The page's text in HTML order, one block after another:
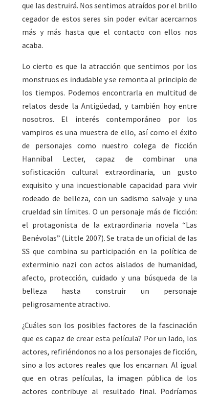
que las destruirá. Nos sentimos atraídos por el brillo
cegador de estos seres sin poder evitar acercarnos
más y más hasta que el contacto con ellos nos
acaba.
Lo cierto es que la atracción que sentimos por los
monstruos es indudable y se remonta al principio de
los tiempos. Podemos encontrarla en multitud de
relatos desde la Antigüedad, y también hoy entre
nosotros. El interés contemporáneo por los
vampiros es una muestra de ello, así como el éxito
de personajes como nuestro colega de ficción
Hannibal Lecter, capaz de combinar una
sofisticación cultural extraordinaria, un gusto
exquisito y una incuestionable capacidad para vivir
rodeado de belleza, con un sadismo salvaje y una
crueldad sin límites. O un personaje más de ficción:
el protagonista de la extraordinaria novela “Las
Benévolas” (Little 2007). Se trata de un oficial de las
SS que combina su participación en la política de
exterminio nazi con actos aislados de humanidad,
afecto, protección, cuidado y una búsqueda de la
belleza hasta construir un personaje
peligrosamente atractivo.
¿Cuáles son los posibles factores de la fascinación
que es capaz de crear esta película? Por un lado, los
actores, refiriéndonos no a los personajes de ficción,
sino a los actores reales que los encarnan. Al igual
que en otras películas, la imagen pública de los
actores contribuye al resultado final. Podríamos